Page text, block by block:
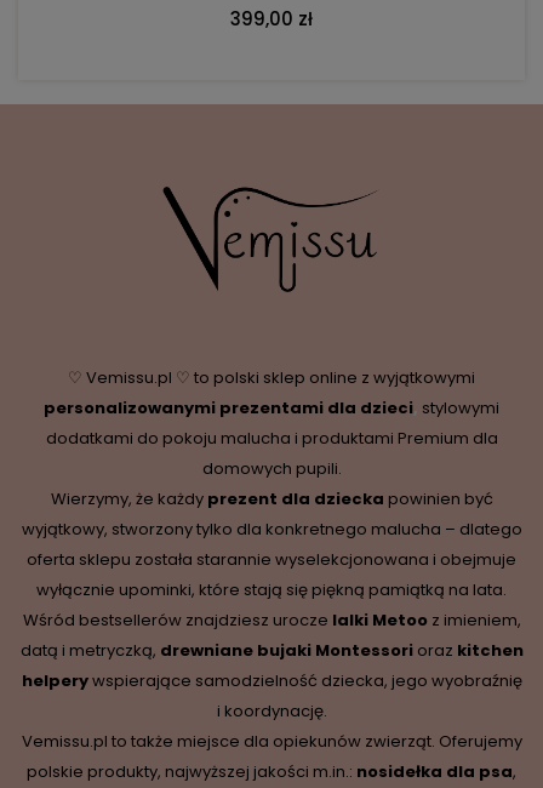
399,00 zł
♡ Vemissu.pl ♡ to polski sklep online z wyjątkowymi
personalizowanymi prezentami dla dzieci, stylowymi
dodatkami do pokoju malucha i produktami Premium dla
domowych pupili.
Wierzymy, że każdy prezent dla dziecka powinien być
wyjątkowy, stworzony tylko dla konkretnego malucha – dlatego
oferta sklepu została starannie wyselekcjonowana i obejmuje
wyłącznie upominki, które stają się piękną pamiątką na lata.
Wśród bestsellerów znajdziesz urocze lalki Metoo z imieniem,
datą i metryczką, drewniane bujaki Montessorioraz kitchen
helperywspierające samodzielność dziecka, jego wyobraźnię
i koordynację.
Vemissu.pl to także miejsce dla opiekunów zwierząt. Oferujemy
polskie produkty, najwyższej jakości m.in.: nosidełka dla psa,